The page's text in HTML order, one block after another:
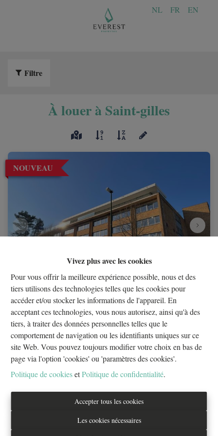
Vivez plus avec les cookies
Pour vous offrir la meilleure expérience possible, nous et des
tiers utilisons des technologies telles que les cookies pour
accéder et/ou stocker les informations de l'appareil. En
acceptant ces technologies, vous nous autorisez, ainsi qu'à des
tiers, à traiter des données personnelles telles que le
comportement de navigation ou les identifiants uniques sur ce
site Web. Vous pouvez toujours modifier votre choix en bas de
page via l'option 'cookies' ou 'paramètres des cookies'.
Politique de cookiesetPolitique de confidentialité.
Accepter tous les cookies
Les cookies nécessaires
NL FR EN
Filtre
À louer à Saint-gilles
NOUVEAU
Chaussée de Waterloo! magnifique Plateau de Bureaux
à louer
1060 Saint-Gilles ID : 32273
€ 1.720 /mois